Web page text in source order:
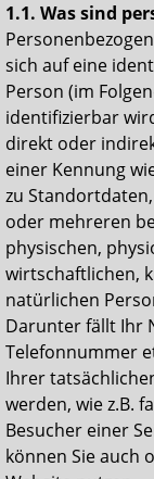
1.1. Was sind
sich auf eine
Person (im
identifizierbar
direkt oder
einer Kennung
zu
oder mehreren
physischen,
wirtschaftlichen,
natürlichen
Darunter fällt Ihr
Telefonnummer
Ihrer
werden, wie z.B.
Besucher einer
können Sie auch